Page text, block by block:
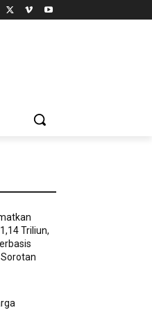
Triliun,